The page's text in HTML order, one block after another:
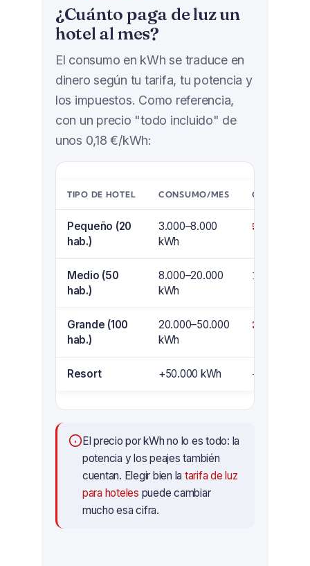
¿Cuánto paga de luz un
hotel al mes?
El consumo en kWh se traduce en
dinero según tu tarifa, tu potencia y
los impuestos. Como referencia,
con un precio "todo incluido" de
unos 0,18 €/kWh:
TIPO DE HOTEL CONSUMO/MES COSTE
Pequeño (20
hab.)
3.000–8.000
kWh
540 –
Medio (50
hab.)
8.000–20.000
kWh
1.440 –
Grande (100
hab.)
20.000–50.000
kWh
3.600 –
Resort +50.000 kWh +9.000 €
El precio por kWh no lo es todo: la
potencia y los peajes también
cuentan. Elegir bien la tarifa de luz
para hoteles puede cambiar
mucho esa cifra.